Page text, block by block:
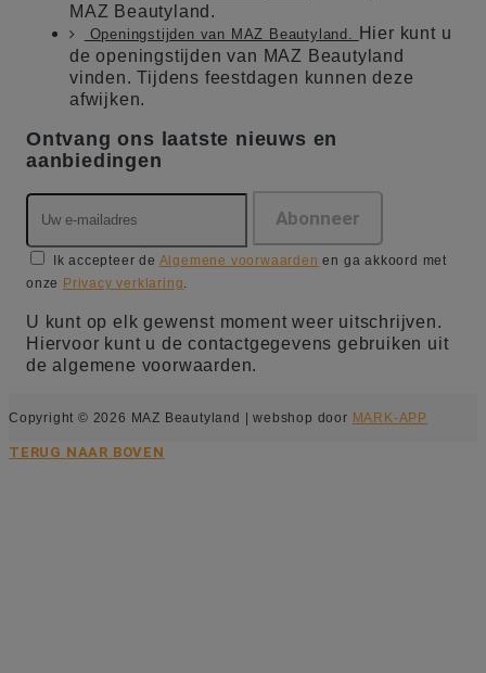
MAZ Beautyland.
Openingstijden van MAZ Beautyland.
Hier kunt u
de openingstijden van MAZ Beautyland
vinden. Tijdens feestdagen kunnen deze
afwijken.
Ontvang ons laatste nieuws en
aanbiedingen
Ik accepteer de Algemene voorwaarden en ga akkoord met
onze Privacy verklaring
U kunt op elk gewenst moment weer uitschrijven.
Hiervoor kunt u de contactgegevens gebruiken uit
de algemene voorwaarden.
Copyright © 2026 MAZ Beautyland | webshop door MARK-APP
TERUG NAAR BOVEN